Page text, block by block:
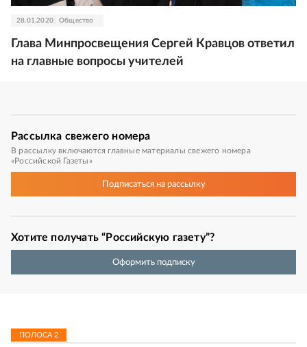
28.01.2020 Общество
Глава Минпросвещения Сергей Кравцов ответил
на главные вопросы учителей
Рассылка свежего номера
В рассылку включаются главные материалы свежего номера
«Российской Газеты»
Подписатьсяна рассылку
Хотите получать “Российскую газету”?
Оформить подписку
ПОЛОСА2